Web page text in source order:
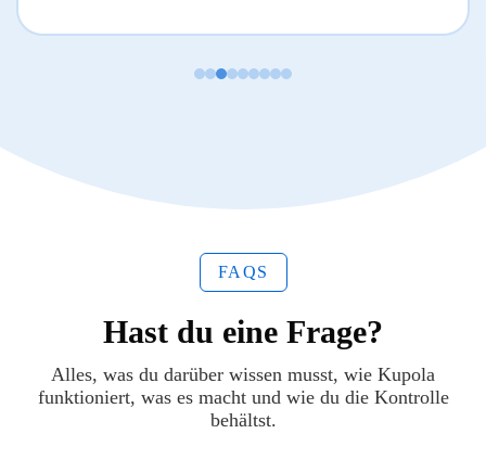
FAQS
Hast du eine Frage?
Alles, was du darüber wissen musst, wie Kupola
funktioniert, was es macht und wie du die Kontrolle
behältst.